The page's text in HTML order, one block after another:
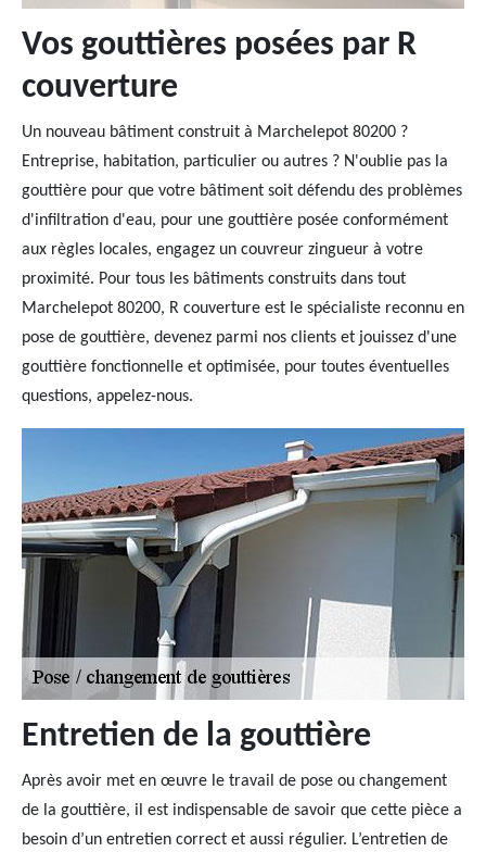
Vos gouttières posées par R
couverture
Un nouveau bâtiment construit à Marchelepot 80200 ?
Entreprise, habitation, particulier ou autres ? N'oublie pas la
gouttière pour que votre bâtiment soit défendu des problèmes
d'infiltration d'eau, pour une gouttière posée conformément
aux règles locales, engagez un couvreur zingueur à votre
proximité. Pour tous les bâtiments construits dans tout
Marchelepot 80200, R couverture est le spécialiste reconnu en
pose de gouttière, devenez parmi nos clients et jouissez d'une
gouttière fonctionnelle et optimisée, pour toutes éventuelles
questions, appelez-nous.
Entretien de la gouttière
Après avoir met en œuvre le travail de pose ou changement
de la gouttière, il est indispensable de savoir que cette pièce a
besoin d’un entretien correct et aussi régulier. L’entretien de